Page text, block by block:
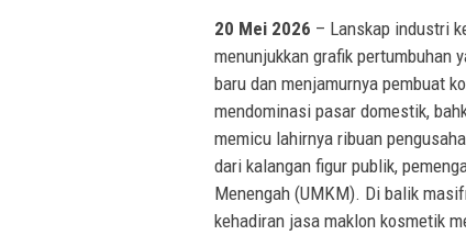
20 Mei 2026 – Lanskap industri
menunjukkan grafik
baru dan menjamurnya pembuat
mendominasi pasar domestik,
memicu lahirnya ribuan
dari kalangan figur publik,
Menengah (UMKM). Di balik
kehadiran jasa maklon kosmetik